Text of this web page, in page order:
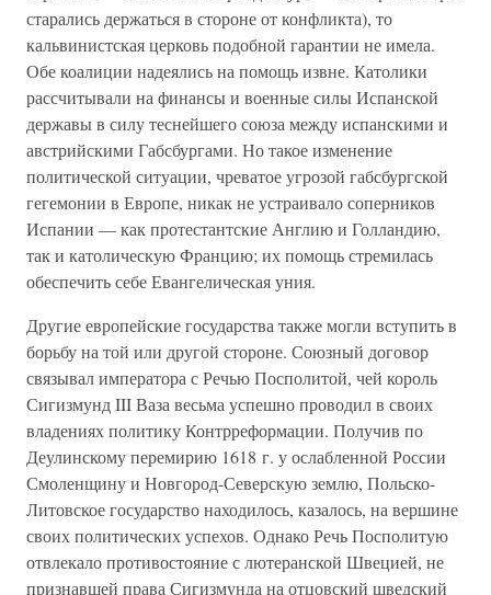
старались держаться в стороне от конфликта), то
кальвинистская церковь подобной гарантии не имела.
Обе коалиции надеялись на помощь извне. Католики
рассчитывали на финансы и военные силы Испанской
державы в силу теснейшего союза между испанскими и
австрийскими Габсбургами. Но такое изменение
политической ситуации, чреватое угрозой габсбургской
гегемонии в Европе, никак не устраивало соперников
Испании — как протестантские Англию и Голландию,
так и католическую Францию; их помощь стремилась
обеспечить себе Евангелическая уния.
Другие европейские государства также могли вступить в
борьбу на той или другой стороне. Союзный договор
связывал императора с Речью Посполитой, чей король
Сигизмунд III Ваза весьма успешно проводил в своих
владениях политику Контрреформации. Получив по
Деулинскому перемирию 1618 г. у ослабленной России
Смоленщину и Новгород-Северскую землю, Польско-
Литовское государство находилось, казалось, на вершине
своих политических успехов. Однако Речь Посполитую
отвлекало противостояние с лютеранской Швецией, не
признавшей права Сигизмунда на отцовский шведский